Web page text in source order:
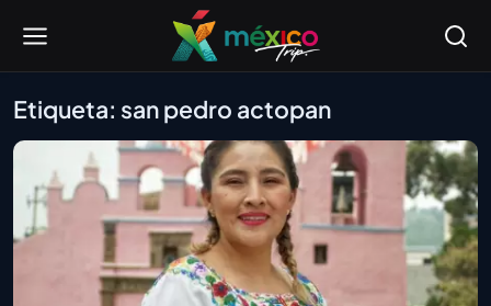
Etiqueta: san pedro actopan